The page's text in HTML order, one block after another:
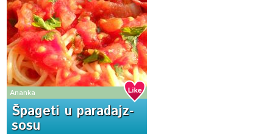
Ananka
Špageti u paradajz-
sosu